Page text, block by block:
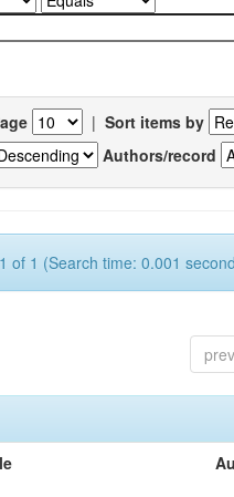
| Sort items by
Authors/record
of 1 (Search time: 0.001